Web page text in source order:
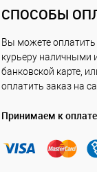
СПОСОБЫ
Вы можете оплатить
курьеру наличными
банковской карте,
оплатить заказ на
Принимаем к оплате